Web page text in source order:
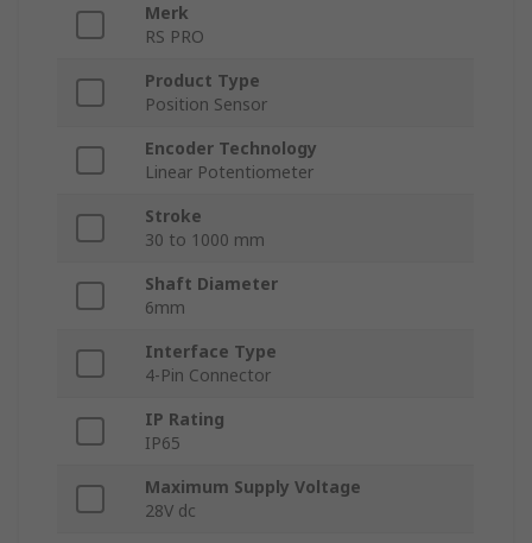
Merk
RS PRO
Product Type
Position Sensor
Encoder Technology
Linear Potentiometer
Stroke
30 to 1000 mm
Shaft Diameter
6mm
Interface Type
4-Pin Connector
IP Rating
IP65
Maximum Supply Voltage
28V dc